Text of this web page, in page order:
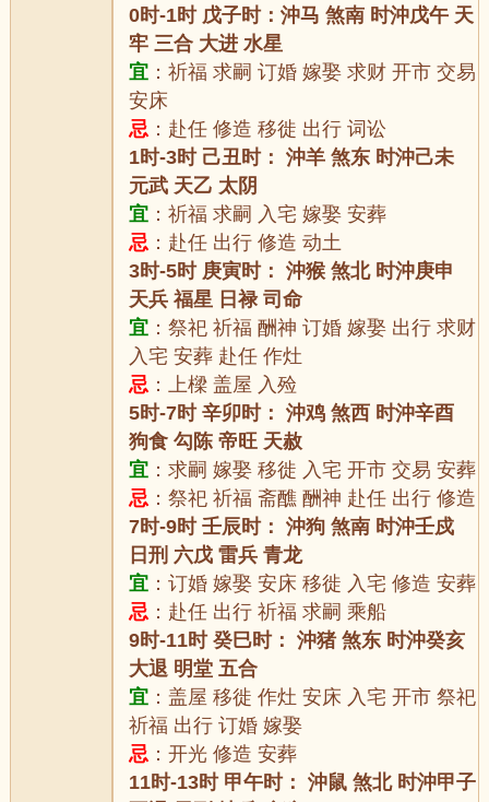
0时-1时 戊子时：沖马 煞南 时沖戊午 天
牢 三合 大进 水星
宜 ：祈福 求嗣 订婚 嫁娶 求财 开市 交易
安床
忌 ：赴任 修造 移徙 出行 词讼
1时-3时 己丑时： 沖羊 煞东 时沖己未
元武 天乙 太阴
宜 ：祈福 求嗣 入宅 嫁娶 安葬
忌 ：赴任 出行 修造 动土
3时-5时 庚寅时： 沖猴 煞北 时沖庚申
天兵 福星 日禄 司命
宜 ：祭祀 祈福 酬神 订婚 嫁娶 出行 求财
入宅 安葬 赴任 作灶
忌 ：上樑 盖屋 入殓
5时-7时 辛卯时： 沖鸡 煞西 时沖辛酉
狗食 勾陈 帝旺 天赦
宜 ：求嗣 嫁娶 移徙 入宅 开市 交易 安葬
忌 ：祭祀 祈福 斋醮 酬神 赴任 出行 修造
7时-9时 壬辰时： 沖狗 煞南 时沖壬戍
日刑 六戊 雷兵 青龙
宜 ：订婚 嫁娶 安床 移徙 入宅 修造 安葬
忌 ：赴任 出行 祈福 求嗣 乘船
9时-11时 癸巳时： 沖猪 煞东 时沖癸亥
大退 明堂 五合
宜 ：盖屋 移徙 作灶 安床 入宅 开市 祭祀
祈福 出行 订婚 嫁娶
忌 ：开光 修造 安葬
11时-13时 甲午时： 沖鼠 煞北 时沖甲子